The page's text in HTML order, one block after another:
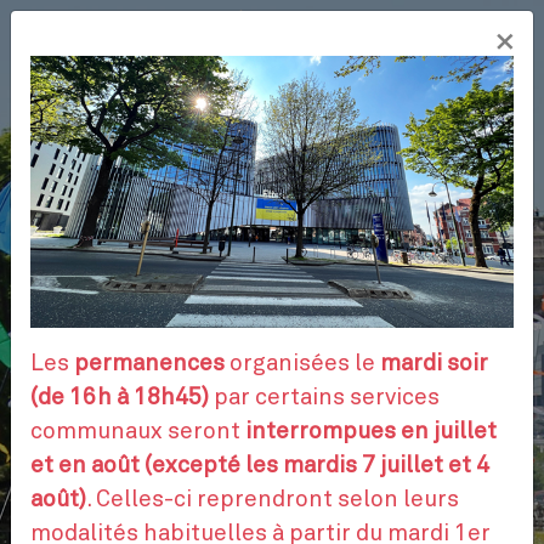
Aller
contenu
principal
VOS DÉMARCHES
RENDEZ-VOUS
CONTACTEZ-NOUS
FR
×
Les permanences organisées le mardi soir
(de 16h à 18h45) par certains services
communaux seront interrompues en juillet
et en août (excepté les mardis 7 juillet et 4
août). Celles-ci reprendront selon leurs
modalités habituelles à partir du mardi 1er